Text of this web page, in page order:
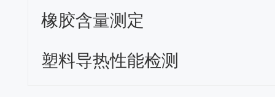
橡胶含量测定
塑料导热性能检测